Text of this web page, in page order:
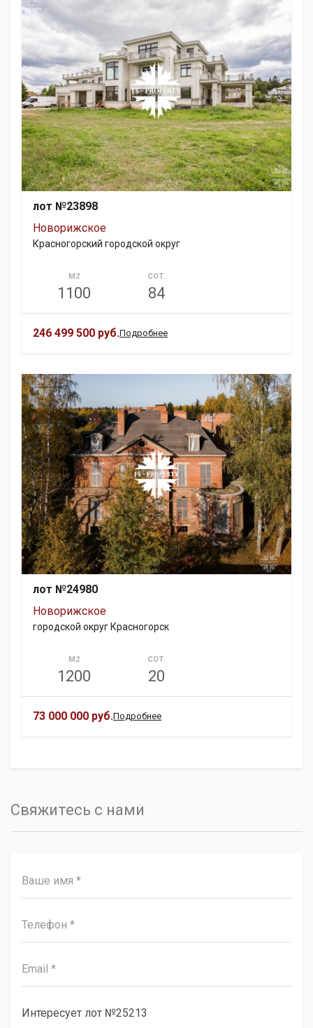
лот №23898
Новорижское
Красногорский городской округ
М2
1100
СОТ.
84
246 499 500 руб.Подробнее
лот №24980
Новорижское
городской округ Красногорск
М2
1200
СОТ.
20
73 000 000 руб.Подробнее
Свяжитесь с нами